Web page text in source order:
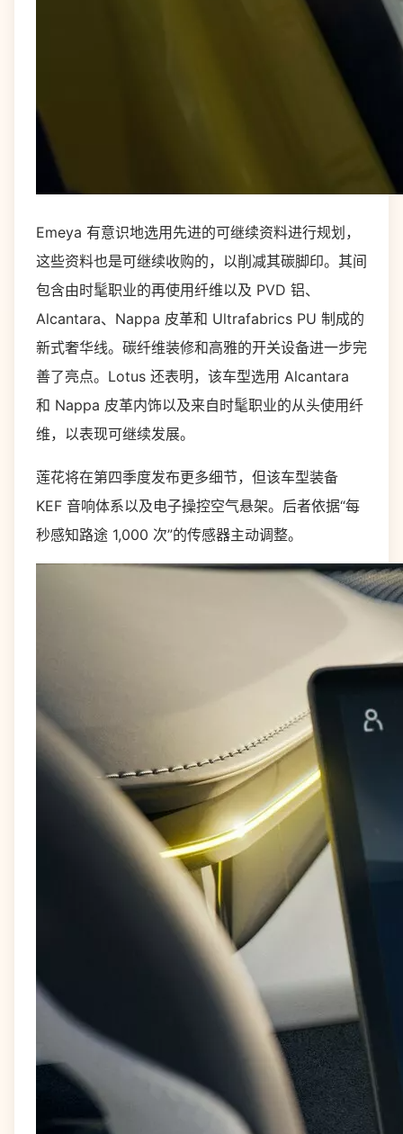
Emeya 有意识地选用先进的可继续资料进行规划，
这些资料也是可继续收购的，以削减其碳脚印。其间
包含由时髦职业的再使用纤维以及 PVD ​​铝、
Alcantara、Nappa 皮革和 Ultrafabrics PU 制成的
新式奢华线。碳纤维装修和高雅的开关设备进一步完
善了亮点。Lotus 还表明，该车型选用 Alcantara
和 Nappa 皮革内饰以及来自时髦职业的从头使用纤
维，以表现可继续发展。
莲花将在第四季度发布更多细节，但该车型装备
KEF 音响体系以及电子操控空气悬架。后者依据“每
秒感知路途 1,000 次”的传感器主动调整。